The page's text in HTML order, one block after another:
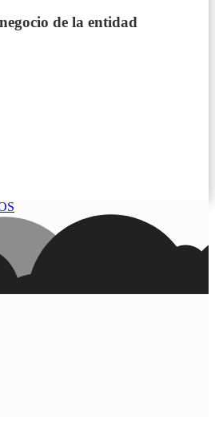
de la entidad